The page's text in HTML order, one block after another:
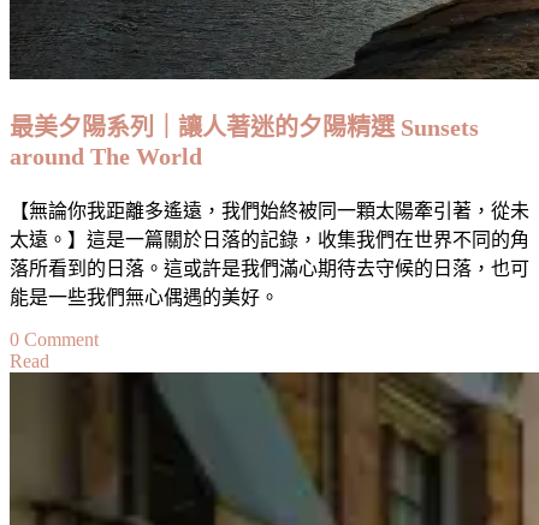
訪
之
地
Travel
Experience:
Markets
Europe
最美夕陽系列｜讓人著迷的夕陽精選 Sunsets
around The World
【無論你我距離多遙遠，我們始終被同一顆太陽牽引著，從未
太遠。】這是一篇關於日落的記錄，收集我們在世界不同的角
落所看到的日落。這或許是我們滿心期待去守候的日落，也可
能是一些我們無心偶遇的美好。
0 Commenton
Read